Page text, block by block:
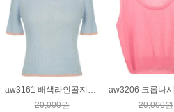
20,000원
20,000원